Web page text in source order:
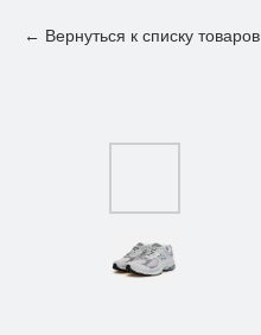
Вернуться к списку товаров